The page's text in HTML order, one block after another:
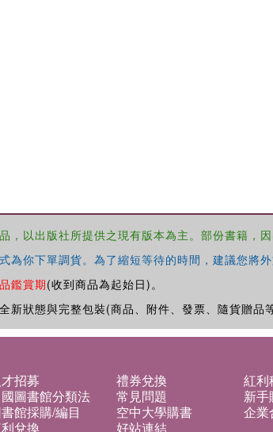
以出版社所提供之現有版本為主。部份書籍，
你下單調貨。為了縮短等待的時間，建議您將
鑑賞期(收到商品為起始日)。
狀態與完整包裝(商品、附件、發票、隨貨贈品
才招募 禮券兌換
紅利
圖書館分類法 常見問題
新手
館採購/編目 空中大學購書
企業
兌換 好站連結